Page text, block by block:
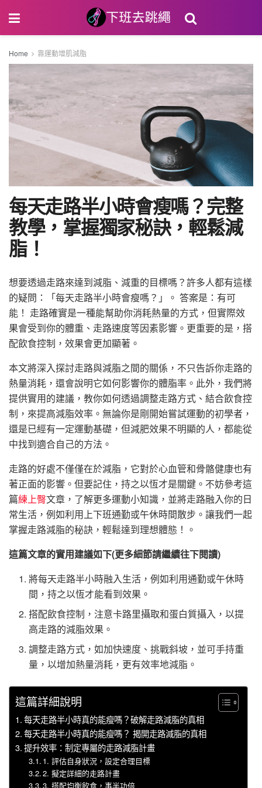
Home 靠運動增肌減脂
每天走路半小時會瘦嗎？完整
教學，掌握獨家秘訣，輕鬆減
脂！
想要透過走路來達到減脂、減重的目標嗎？許多人都有這樣
的疑問：「每天走路半小時會瘦嗎？」。 答案是：有可
能！ 走路確實是一種能幫助你消耗熱量的方式，但實際效
果會受到你的體重、走路速度等因素影響。更重要的是，搭
配飲食控制，效果會更加顯著。
本文將深入探討走路與減脂之間的關係，不只告訴你走路的
熱量消耗，還會說明它如何影響你的體脂率。此外，我們將
提供實用的建議，教你如何透過調整走路方式、結合飲食控
制，來提高減脂效率。無論你是剛開始嘗試運動的初學者，
還是已經有一定運動基礎，但減肥效果不明顯的人，都能從
中找到適合自己的方法。
走路的好處不僅僅在於減脂，它對於心血管和骨骼健康也有
著正面的影響。但要記住，持之以恆才是關鍵。不妨參考這
篇練上臀文章，了解更多運動小知識，並將走路融入你的日
常生活，例如利用上下班通勤或午休時間散步。讓我們一起
掌握走路減脂的秘訣，輕鬆達到理想體態！。
這篇文章的實用建議如下(更多細節請繼續往下閱讀)
將每天走路半小時融入生活，例如利用通勤或午休時
間，持之以恆才能看到效果。
搭配飲食控制，注意卡路里攝取和蛋白質攝入，以提
高走路的減脂效果。
調整走路方式，如加快速度、挑戰斜坡，並可手持重
量，以增加熱量消耗，更有效率地減脂。
這篇詳細說明
每天走路半小時真的能瘦嗎？破解走路減脂的真相
每天走路半小時真的能瘦嗎？ 揭開走路減脂的真相
提升效率：制定專屬的走路減脂計畫
1. 評估自身狀況，設定合理目標
2. 擬定詳細的走路計畫
3. 搭配均衡飲食，事半功倍